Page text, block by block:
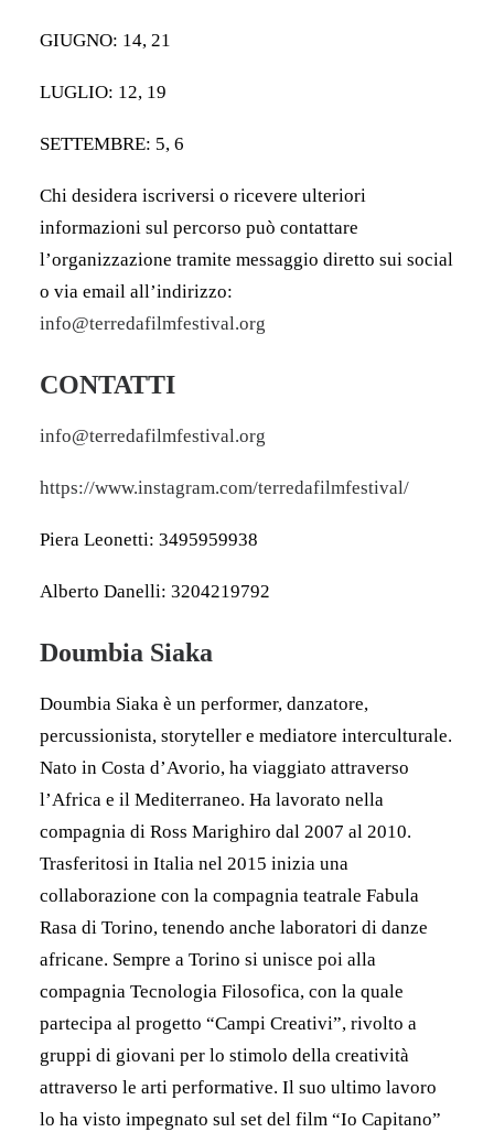
GIUGNO: 14, 21
LUGLIO: 12, 19
SETTEMBRE: 5, 6
Chi desidera iscriversi o ricevere ulteriori
informazioni sul percorso può contattare
l’organizzazione tramite messaggio diretto sui social
o via email all’indirizzo:
info@terredafilmfestival.org
CONTATTI
info@terredafilmfestival.org
https://www.instagram.com/terredafilmfestival/
Piera Leonetti: 3495959938
Alberto Danelli: 3204219792
Doumbia Siaka
Doumbia Siaka è un performer, danzatore,
percussionista, storyteller e mediatore interculturale.
Nato in Costa d’Avorio, ha viaggiato attraverso
l’Africa e il Mediterraneo. Ha lavorato nella
compagnia di Ross Marighiro dal 2007 al 2010.
Trasferitosi in Italia nel 2015 inizia una
collaborazione con la compagnia teatrale Fabula
Rasa di Torino, tenendo anche laboratori di danze
africane. Sempre a Torino si unisce poi alla
compagnia Tecnologia Filosofica, con la quale
partecipa al progetto “Campi Creativi”, rivolto a
gruppi di giovani per lo stimolo della creatività
attraverso le arti performative. Il suo ultimo lavoro
lo ha visto impegnato sul set del film “Io Capitano”